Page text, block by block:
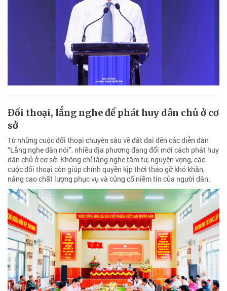
Đối thoại, lắng nghe để phát huy dân chủ ở cơ
sở
Từ những cuộc đối thoại chuyên sâu về đất đai đến các diễn đàn
“Lắng nghe dân nói”, nhiều địa phương đang đổi mới cách phát huy
dân chủ ở cơ sở. Không chỉ lắng nghe tâm tư, nguyện vọng, các
cuộc đối thoại còn giúp chính quyền kịp thời tháo gỡ khó khăn,
nâng cao chất lượng phục vụ và củng cố niềm tin của người dân.